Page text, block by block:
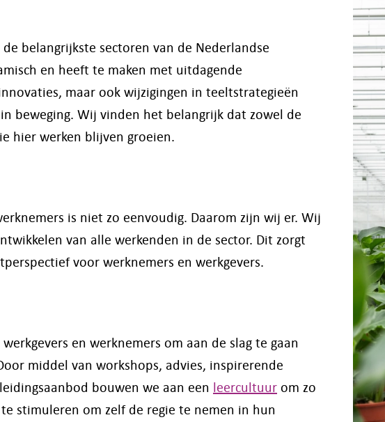
belangrijkste sectoren van de Nederlandse
en heeft te maken met uitdagende
maar ook wijzigingen in teeltstrategieën
beweging. Wij vinden het belangrijk dat zowel de
hier werken blijven groeien.
is niet zo eenvoudig. Daarom zijn wij er. Wij
van alle werkenden in de sector. Dit zorgt
voor werknemers en werkgevers.
en werknemers om aan de slag te gaan
middel van workshops, advies, inspirerende
bouwen we aan een leercultuur om zo
stimuleren om zelf de regie te nemen in hun